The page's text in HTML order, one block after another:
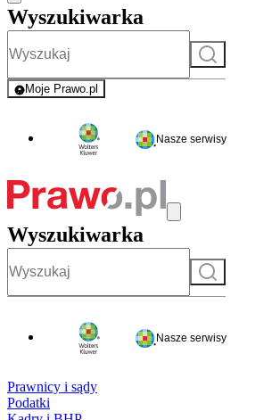
Wyszukiwarka
Szukaj
Moje Prawo.pl
- rejestracja i logowanie do serwisu
Nasze serwisy
Wyszukiwarka
Szukaj
Nasze serwisy
Prawnicy i sądy
Podatki